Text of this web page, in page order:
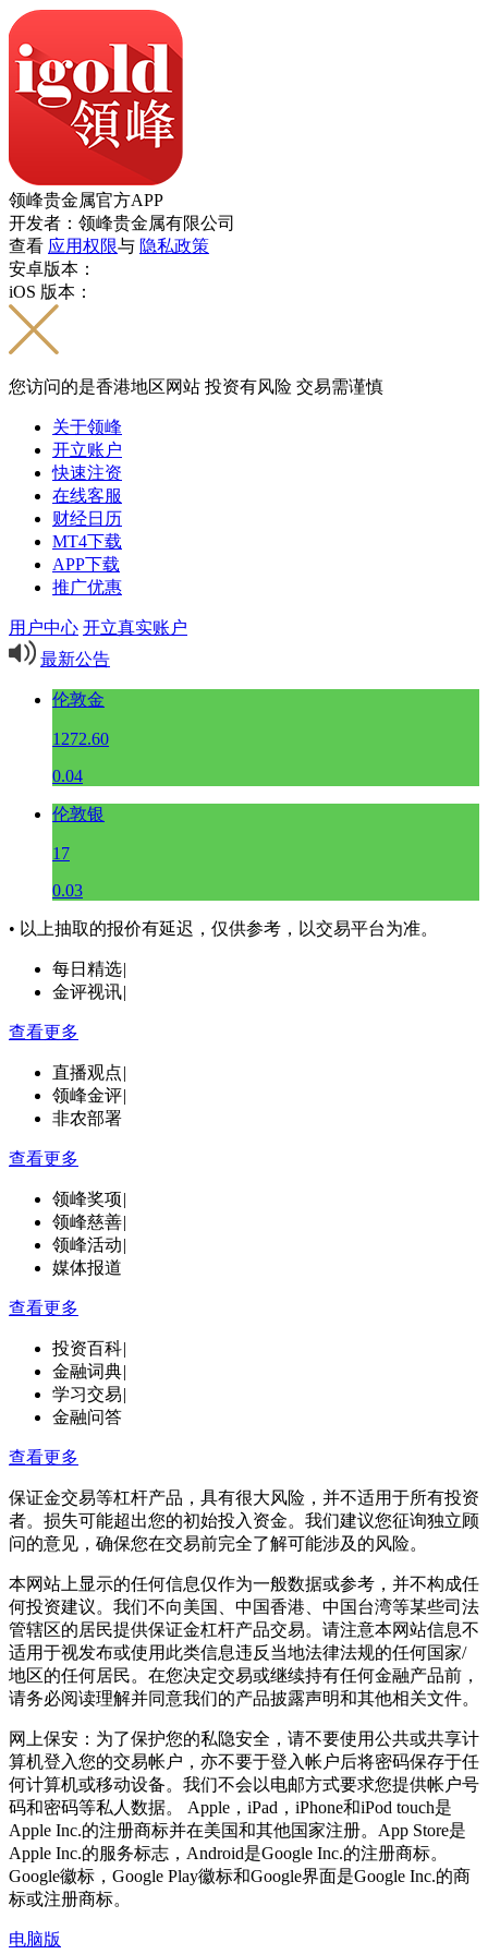
领峰贵金属官方APP
开发者：领峰贵金属有限公司
查看 应用权限与 隐私政策
安卓版本：
iOS 版本：
您访问的是香港地区网站 投资有风险 交易需谨慎
关于领峰
开立账户
快速注资
在线客服
财经日历
MT4下载
APP下载
推广优惠
用户中心 开立真实账户
最新公告
伦敦金
1272.60
0.04
伦敦银
17
0.03
• 以上抽取的报价有延迟，仅供参考，以交易平台为准。
每日精选|
金评视讯|
查看更多
直播观点|
领峰金评|
非农部署
查看更多
领峰奖项|
领峰慈善|
领峰活动|
媒体报道
查看更多
投资百科|
金融词典|
学习交易|
金融问答
查看更多
保证金交易等杠杆产品，具有很大风险，并不适用于所有投资
者。损失可能超出您的初始投入资金。我们建议您征询独立顾
问的意见，确保您在交易前完全了解可能涉及的风险。
本网站上显示的任何信息仅作为一般数据或参考，并不构成任
何投资建议。我们不向美国、中国香港、中国台湾等某些司法
管辖区的居民提供保证金杠杆产品交易。请注意本网站信息不
适用于视发布或使用此类信息违反当地法律法规的任何国家/
地区的任何居民。在您决定交易或继续持有任何金融产品前，
请务必阅读理解并同意我们的产品披露声明和其他相关文件。
网上保安：为了保护您的私隐安全，请不要使用公共或共享计
算机登入您的交易帐户，亦不要于登入帐户后将密码保存于任
何计算机或移动设备。我们不会以电邮方式要求您提供帐户号
码和密码等私人数据。 Apple，iPad，iPhone和iPod touch是
Apple Inc.的注册商标并在美国和其他国家注册。App Store是
Apple Inc.的服务标志，Android是Google Inc.的注册商标。
Google徽标，Google Play徽标和Google界面是Google Inc.的商
标或注册商标。
电脑版